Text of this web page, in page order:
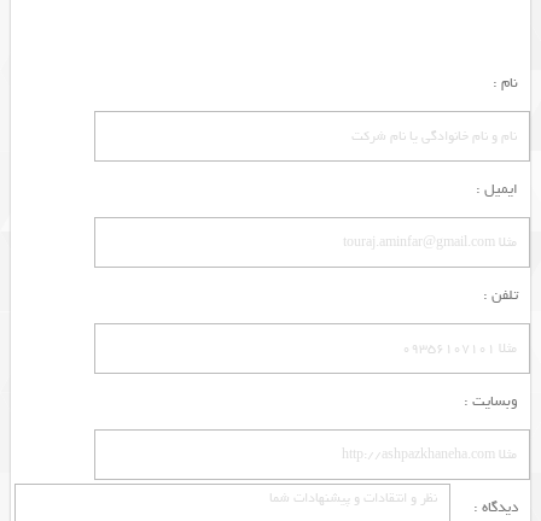
نام :
ایمیل :
تلفن :
وبسایت :
دیدگاه :